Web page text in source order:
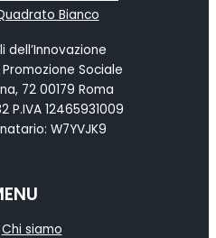
dell’Innovazione
Sociale
72 00179 Roma
P.IVA 12465931009
W7YVJK9
Chi siamo